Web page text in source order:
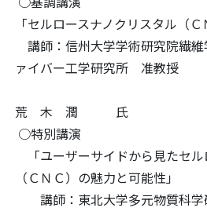
「セルロースナノクリスタル（
講師：信州大学学術研究院繊
ァイバー工学研究所 准教授
荒 木 潤 氏
○特別講演
「ユーザーサイドから見たセ
（ＣＮＣ）の魅力と可能性」
講師：東北大学多元物質科学